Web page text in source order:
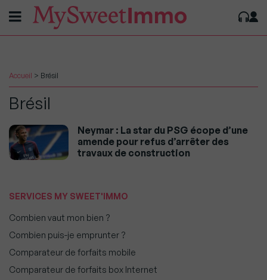
Accueil > Brésil
Brésil
Neymar : La star du PSG écope d’une
amende pour refus d’arrêter des
travaux de construction
SERVICES MY SWEET'IMMO
Combien vaut mon bien ?
Combien puis-je emprunter ?
Comparateur de forfaits mobile
Comparateur de forfaits box Internet